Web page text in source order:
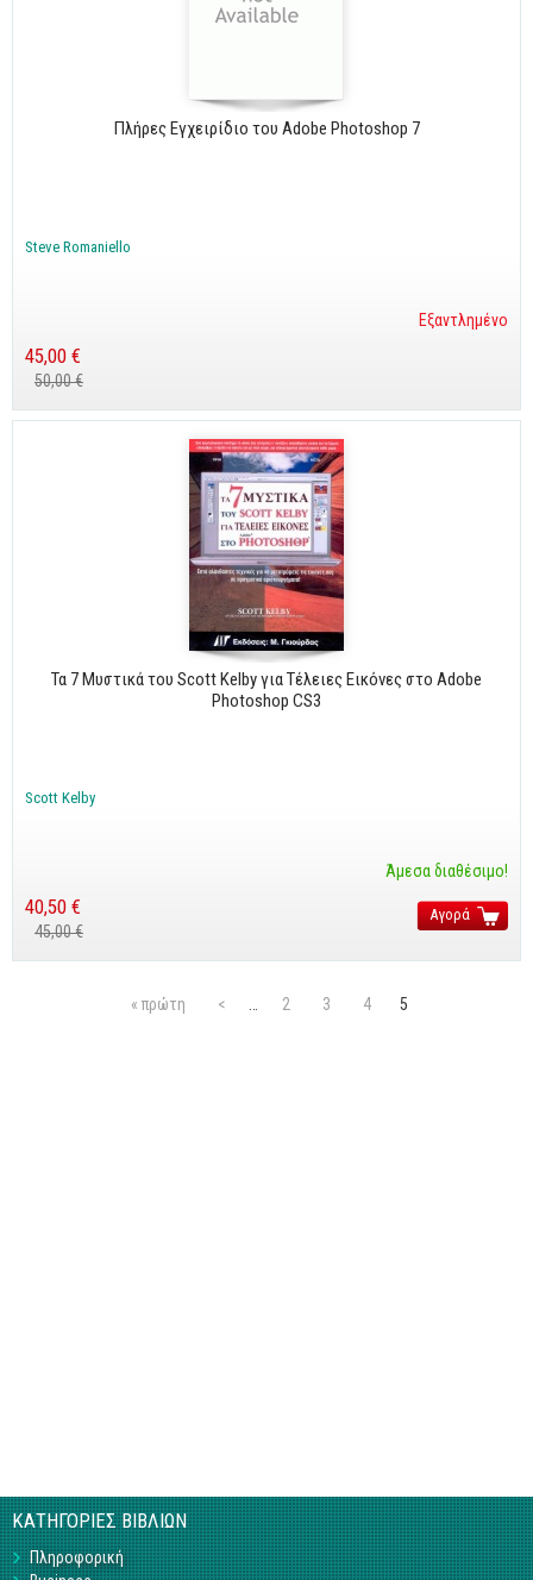
Πλήρες Εγχειρίδιο του Adobe Photoshop 7
Steve Romaniello
Εξαντλημένο
45,00 €
50,00 €
Τα 7 Μυστικά του Scott Kelby για Τέλειες Εικόνες στο Adobe
Photoshop CS3
Scott Kelby
Άμεσα διαθέσιμο!
40,50 €
45,00 €
Αγορά
« πρώτη < 2 3 4 5
ΚΑΤΗΓΟΡΙΕΣ ΒΙΒΛΙΩΝ
Πληροφορική